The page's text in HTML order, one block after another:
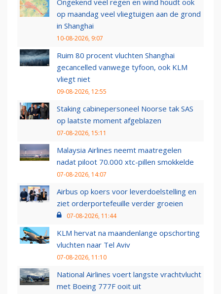
Ongekend veel regen en wind houdt ook
op maandag veel vliegtuigen aan de grond
in Shanghai
10-08-2026, 9:07
Ruim 80 procent vluchten Shanghai
gecancelled vanwege tyfoon, ook KLM
vliegt niet
09-08-2026, 12:55
Staking cabinepersoneel Noorse tak SAS
op laatste moment afgeblazen
07-08-2026, 15:11
Malaysia Airlines neemt maatregelen
nadat piloot 70.000 xtc-pillen smokkelde
07-08-2026, 14:07
Airbus op koers voor leverdoelstelling en
ziet orderportefeuille verder groeien
07-08-2026, 11:44
KLM hervat na maandenlange opschorting
vluchten naar Tel Aviv
07-08-2026, 11:10
National Airlines voert langste vrachtvlucht
met Boeing 777F ooit uit